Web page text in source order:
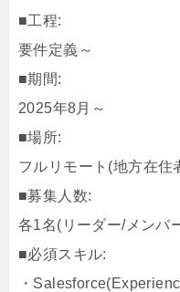
■工程:
要件定義～
■期間:
2025年8月～
■場所:
フルリモート(地方在住
■募集人数:
各1名(リーダー/メンバ
■必須スキル:
・